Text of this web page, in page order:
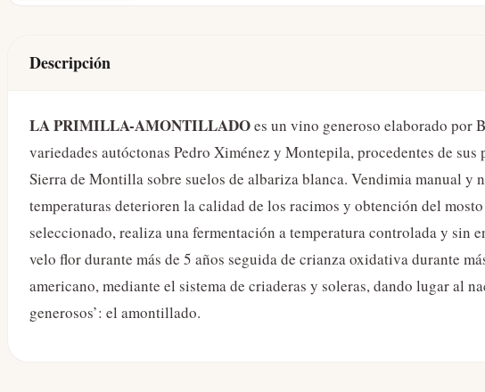
Descripción
LA PRIMILLA-AMONTILLADOes un vino generoso elaborado por
variedades autóctonas Pedro Ximénez y Montepila, procedentes de
Sierra de Montilla sobre suelos de albariza blanca. Vendimia manual y
temperaturas deterioren la calidad de los racimos y obtención del
seleccionado, realiza una fermentación a temperatura controlada y sin
velo flor durante más de 5 años seguida de crianza oxidativa durante
americano, mediante el sistema de criaderas y soleras, dando lugar al
generosos’: el amontillado.